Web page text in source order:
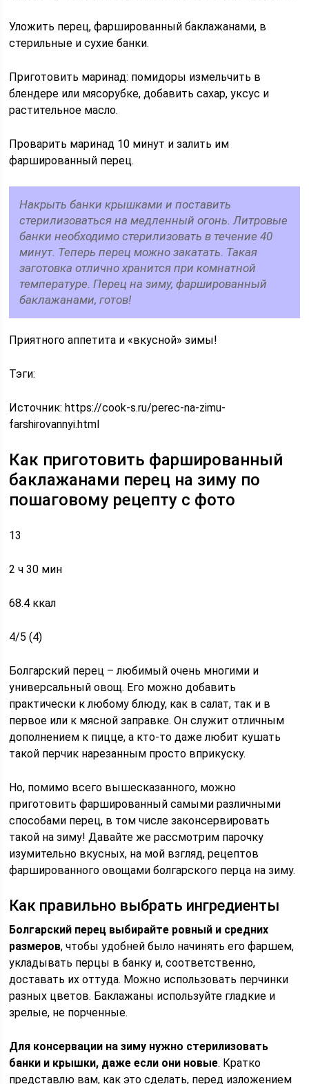
Уложить перец, фаршированный баклажанами, в
стерильные и сухие банки.
Приготовить маринад: помидоры измельчить в
блендере или мясорубке, добавить сахар, уксус и
растительное масло.
Проварить маринад 10 минут и залить им
фаршированный перец.
Накрыть банки крышками и поставить
стерилизоваться на медленный огонь. Литровые
банки необходимо стерилизовать в течение 40
минут. Теперь перец можно закатать. Такая
заготовка отлично хранится при комнатной
температуре. Перец на зиму, фаршированный
баклажанами, готов!
Приятного аппетита и «вкусной» зимы!
Тэги:
Источник:https://cook-s.ru/perec-na-zimu-
farshirovannyi.html
Как приготовить фаршированный
баклажанами перец на зиму по
пошаговому рецепту с фото
13
2 ч 30 мин
68.4 ккал
4/5 (4)
Болгарский перец – любимый очень многими и
универсальный овощ. Его можно добавить
практически к любому блюду, как в салат, так и в
первое или к мясной заправке. Он служит отличным
дополнением к пицце, а кто-то даже любит кушать
такой перчик нарезанным просто вприкуску.
Но, помимо всего вышесказанного, можно
приготовить фаршированный самыми различными
способами перец, в том числе законсервировать
такой на зиму! Давайте же рассмотрим парочку
изумительно вкусных, на мой взгляд, рецептов
фаршированного овощами болгарского перца на зиму.
Как правильно выбрать ингредиенты
Болгарский перец выбирайте ровный и средних
размеров, чтобы удобней было начинять его фаршем,
укладывать перцы в банку и, соответственно,
доставать их оттуда. Можно использовать перчинки
разных цветов. Баклажаны используйте гладкие и
зрелые, не порченные.
Для консервации на зиму нужно стерилизовать
банки и крышки, даже если они новые. Кратко
представлю вам, как это сделать, перед изложением